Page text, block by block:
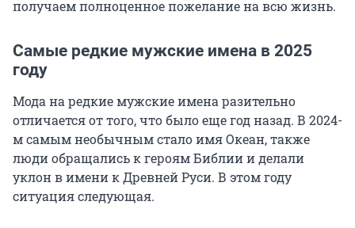
получаем полноценное пожелание на всю жизнь.
Самые редкие мужские имена в 2025
году
Мода на редкие мужские имена разительно
отличается от того, что было еще год назад. В 2024-
м самым необычным стало имя Океан, также
люди обращались к героям Библии и делали
уклон в имени к Древней Руси. В этом году
ситуация следующая.